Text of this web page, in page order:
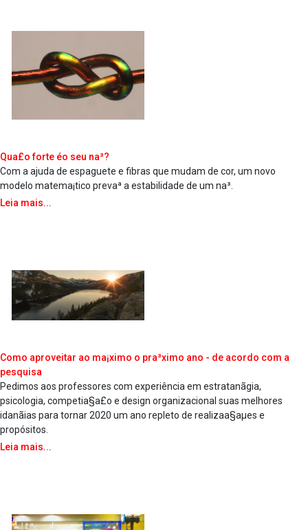
Qua£o forte éo seu na³?
Com a ajuda de espaguete e fibras que mudam de cor, um novo
modelo matema¡tico prevaª a estabilidade de um na³.
Leia mais...
Como aproveitar ao ma¡ximo o pra³ximo ano - de acordo com a
pesquisa
Pedimos aos professores com experiência em estratanãgia,
psicologia, competia§a£o e design organizacional suas melhores
idanãias para tornar 2020 um ano repleto de realizaa§aµes e
propósitos.
Leia mais...